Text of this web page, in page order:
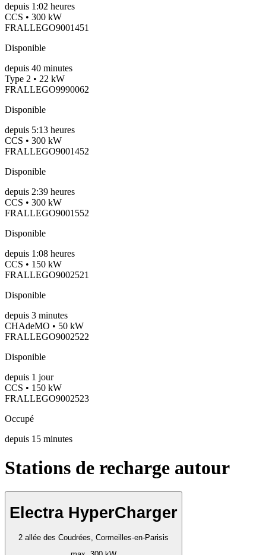
depuis 1:02 heures
CCS • 300 kW
FRALLEGO9001451
Disponible
depuis 40 minutes
Type 2 • 22 kW
FRALLEGO9990062
Disponible
depuis 5:13 heures
CCS • 300 kW
FRALLEGO9001452
Disponible
depuis 2:39 heures
CCS • 300 kW
FRALLEGO9001552
Disponible
depuis 1:08 heures
CCS • 150 kW
FRALLEGO9002521
Disponible
depuis 3 minutes
CHAdeMO • 50 kW
FRALLEGO9002522
Disponible
depuis 1 jour
CCS • 150 kW
FRALLEGO9002523
Occupé
depuis 15 minutes
Stations de recharge autour
Electra HyperCharger
2 allée des Coudrées, Cormeilles-en-Parisis